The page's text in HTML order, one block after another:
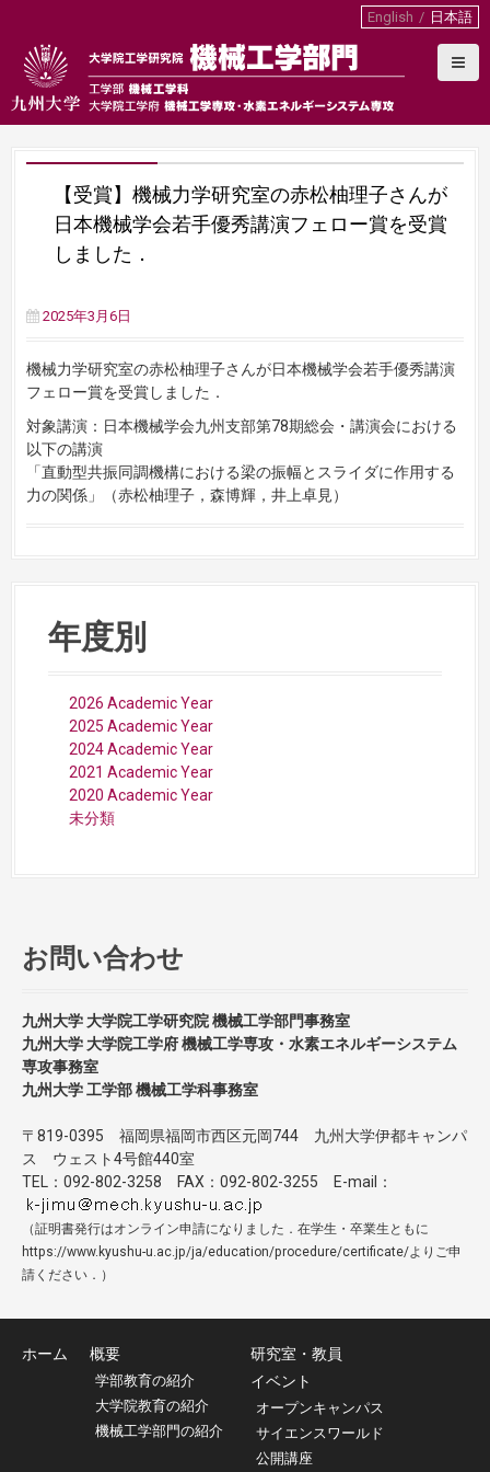
o
English 日本語
【受賞】機械力学研究室の赤松柚理子さんが
日本機械学会若手優秀講演フェロー賞を受賞
しました．
2025年3月6日
機械力学研究室の赤松柚理子さんが日本機械学会若手優秀講演
フェロー賞を受賞しました．
対象講演：日本機械学会九州支部第78期総会・講演会における
以下の講演
「直動型共振同調機構における梁の振幅とスライダに作用する
力の関係」（赤松柚理子，森博輝，井上卓見）
年度別
2026 Academic Year
2025 Academic Year
2024 Academic Year
2021 Academic Year
2020 Academic Year
未分類
お問い合わせ
九州大学 大学院工学研究院 機械工学部門事務室
九州大学 大学院工学府 機械工学専攻・水素エネルギーシステム
専攻事務室
九州大学 工学部 機械工学科事務室
〒819-0395 福岡県福岡市西区元岡744 九州大学伊都キャンパ
ス ウェスト4号館440室
TEL：092-802-3258 FAX：092-802-3255 E-mail：
（証明書発行はオンライン申請になりました．在学生・卒業生ともに
https://www.kyushu-u.ac.jp/ja/education/procedure/certificate/よりご申
請ください．）
ホーム 概要
学部教育の紹介
大学院教育の紹介
機械工学部門の紹介
研究室・教員
イベント
オープンキャンパス
サイエンスワールド
公開講座